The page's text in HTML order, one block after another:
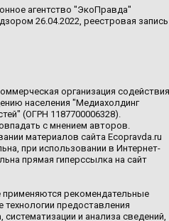
агентство "ЭкоПравда"
26.04.2022, реестровая запись
организация содействия
населения "Медиахолдинг
(ОГРН 1187700006328).
с мнением авторов.
материалов сайта Ecopravda.ru
при использовании в Интернет-
прямая гиперссылка на сайт
рекомендательные
предоставления
и анализа сведений,